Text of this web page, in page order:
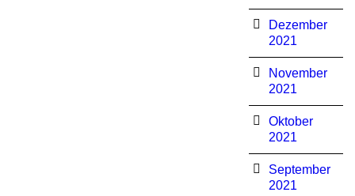
Dezember
2021
November
2021
Oktober
2021
September
2021